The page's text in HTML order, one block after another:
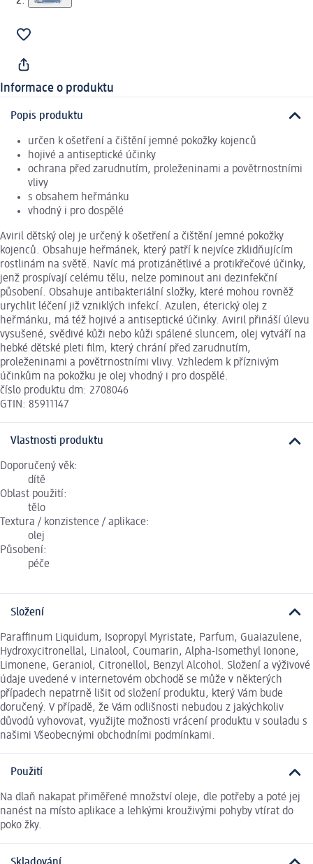
Informace o produktu
Popis produktu
určen k ošetření a čištění jemné pokožky kojenců
hojivé a antiseptické účinky
ochrana před zarudnutím, proleženinami a povětrnostními
vlivy
s obsahem heřmánku
vhodný i pro dospělé
Aviril dětský olej je určený k ošetření a čištění jemné pokožky
kojenců. Obsahuje heřmánek, který patří k nejvíce zklidňujícím
rostlinám na světě. Navíc má protizánětlivé a protikřečové účinky,
jenž prospívají celému tělu, nelze pominout ani dezinfekční
působení. Obsahuje antibakteriální složky, které mohou rovněž
urychlit léčení již vzniklých infekcí. Azulen, éterický olej z
heřmánku, má též hojivé a antiseptické účinky. Aviril přináší úlevu
vysušené, svědivé kůži nebo kůži spálené sluncem, olej vytváří na
hebké dětské pleti film, který chrání před zarudnutím,
proleženinami a povětrnostními vlivy. Vzhledem k příznivým
účinkům na pokožku je olej vhodný i pro dospělé.
číslo produktu dm: 2708046
GTIN: 85911147
Vlastnosti produktu
Doporučený věk:
dítě
Oblast použití:
tělo
Textura / konzistence / aplikace:
olej
Působení:
péče
Složení
Paraffinum Liquidum, Isopropyl Myristate, Parfum, Guaiazulene,
Hydroxycitronellal, Linalool, Coumarin, Alpha-Isomethyl Ionone,
Limonene, Geraniol, Citronellol, Benzyl Alcohol. Složení a výživové
údaje uvedené v internetovém obchodě se může v některých
případech nepatrně lišit od složení produktu, který Vám bude
doručený. V případě, že Vám odlišnosti nebudou z jakýchkoliv
důvodů vyhovovat, využijte možnosti vrácení produktu v souladu s
našimi Všeobecnými obchodními podmínkami.
Použití
Na dlaň nakapat přiměřené množství oleje, dle potřeby a poté jej
nanést na místo aplikace a lehkými krouživými pohyby vtírat do
poko žky.